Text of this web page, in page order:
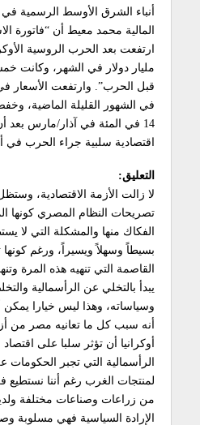
أنباء الشرق الأوسط الرسمية
المالية محمد معيط أن “فاتورة
مليار دولار في الشهر، وكانت
قبل الحرب”. وارتفعت الأسعار
في الشهور القليلة الماضية،
14 في المئة في آذار/مارس بعد
اقتصادية سلبية جراء الحرب في
التعليق:
لا زالت الأزمة الاقتصادية،
تصريحات النظام المصري كونها
الفكاك منها والمشكلة التي لا
بسيطاً وسهلاً ويسيراً، ورغم كونها
القاصمة التي تنهيه هذه المرة
يبدأ بالتخلي عن الرأسمالية
وسياساته، وهذا ليس خيارا يمكن
أنه سبب كل ما تعانيه مصر من
أوكرانيا أن تؤثر سلبا على
الرأسمالية التي تجبر الحكومات
لمنتجات الغرب رغم أننا نستطيع
من زراعات وصناعات مختلفة
الإرادة السياسية فهي مسلوبة